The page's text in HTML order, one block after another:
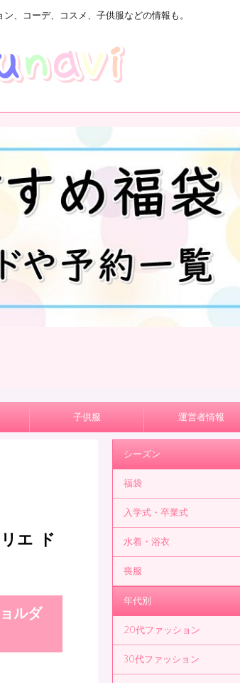
、コーデ、コスメ、子供服などの情報も。
子供服 運営者情報
エ ド
ルダ
シーズン
福袋
入学式・卒業式
水着・浴衣
喪服
年代別
20代ファッション
30代ファッション